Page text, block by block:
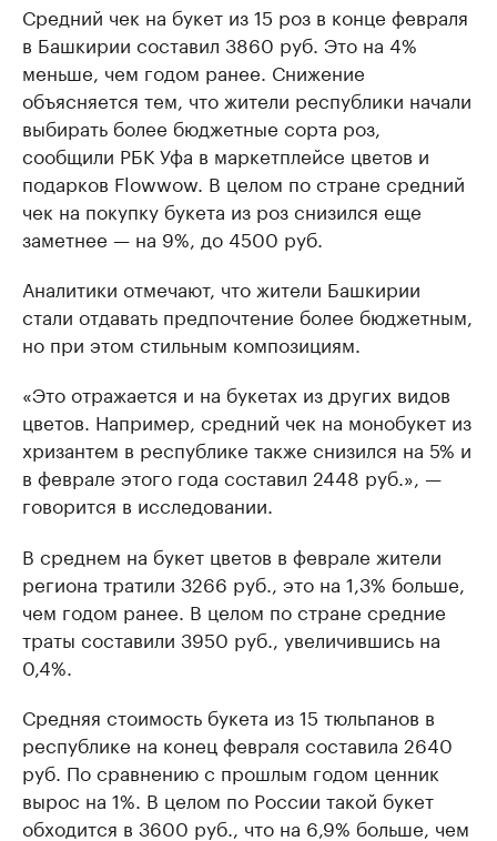
Средний чек на букет из 15 роз в конце февраля
в Башкирии составил 3860 руб. Это на 4%
меньше, чем годом ранее. Снижение
объясняется тем, что жители республики начали
выбирать более бюджетные сорта роз,
сообщили РБК Уфа в маркетплейсе цветов и
подарков Flowwow. В целом по стране средний
чек на покупку букета из роз снизился еще
заметнее — на 9%, до 4500 руб.
Аналитики отмечают, что жители Башкирии
стали отдавать предпочтение более бюджетным,
но при этом стильным композициям.
«Это отражается и на букетах из других видов
цветов. Например, средний чек на монобукет из
хризантем в республике также снизился на 5% и
в феврале этого года составил 2448 руб.», —
говорится в исследовании.
В среднем на букет цветов в феврале жители
региона тратили 3266 руб., это на 1,3% больше,
чем годом ранее. В целом по стране средние
траты составили 3950 руб., увеличившись на
0,4%.
Средняя стоимость букета из 15 тюльпанов в
республике на конец февраля составила 2640
руб. По сравнению с прошлым годом ценник
вырос на 1%. В целом по России такой букет
обходится в 3600 руб., что на 6,9% больше, чем